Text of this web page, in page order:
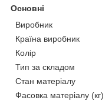
Основні
Виробник
Країна виробник
Колір
Тип за складом
Стан матеріалу
Фасовка матеріалу (кг)